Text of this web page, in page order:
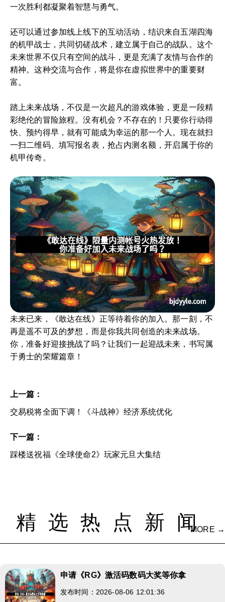
一次胜利都凝聚着智慧与勇气。
还可以通过参加线上线下的互动活动，结识来自五湖四海
的机甲战士，共同切磋战术，建立属于自己的战队。这个
未来世界不仅只有空间的战斗，更是充满了友情与合作的
精神。这种交流与合作，将是你在虚拟世界中的重要财
富。
踏上未来战场，不仅是一次超凡的游戏体验，更是一段精
彩绝伦的冒险旅程。没有机会？不存在的！只要你行动得
快、预约得早，就有可能成为幸运的那一个人。现在就扫
一扫二维码、填写报名表，抢占内测名额，开启属于你的
机甲传奇。
未来已来，《敢达在线》正等待着你的加入。那一刻，不
再是遥不可及的梦想，而是你我共同创造的未来战场。
你，准备好迎接挑战了吗？让我们一起迎战未来，书写属
于勇士的荣耀篇章！
上一篇：
交易税将全面下调！《斗战神》经济系统优化
下一篇：
踩楼送祝福《全球使命2》玩家元旦大集结
精选热点新闻
MORE →
申请《RG》激活码数码大奖等你拿
发布时间：2026-08-06 12:01:36